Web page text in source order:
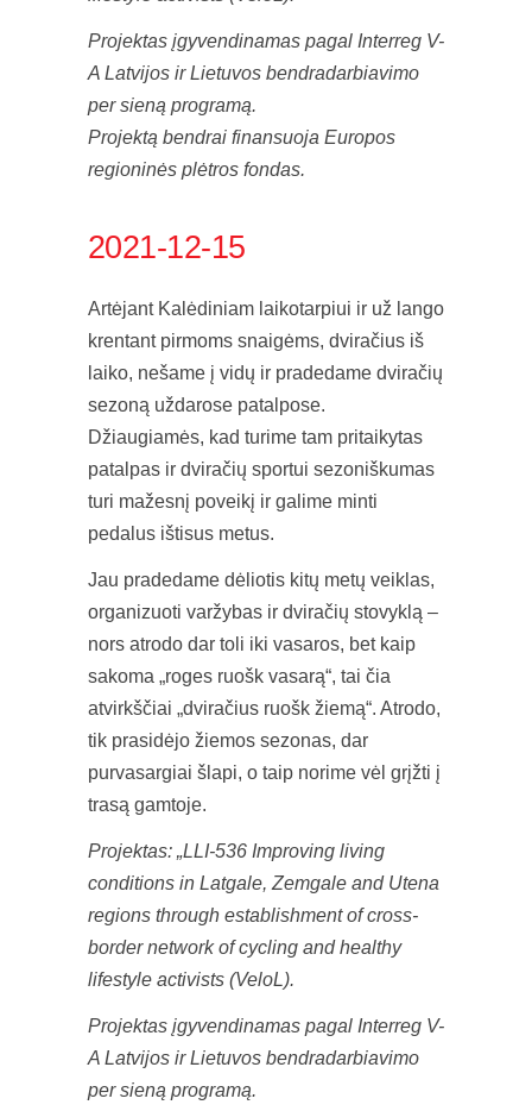
Projektas įgyvendinamas pagal Interreg V-
A Latvijos ir Lietuvos bendradarbiavimo
per sieną programą.
Projektą bendrai finansuoja Europos
regioninės plėtros fondas.
2021-12-15
Artėjant Kalėdiniam laikotarpiui ir už lango
krentant pirmoms snaigėms, dviračius iš
laiko, nešame į vidų ir pradedame dviračių
sezoną uždarose patalpose.
Džiaugiamės, kad turime tam pritaikytas
patalpas ir dviračių sportui sezoniškumas
turi mažesnį poveikį ir galime minti
pedalus ištisus metus.
Jau pradedame dėliotis kitų metų veiklas,
organizuoti varžybas ir dviračių stovyklą –
nors atrodo dar toli iki vasaros, bet kaip
sakoma „roges ruošk vasarą“, tai čia
atvirkščiai „dviračius ruošk žiemą“. Atrodo,
tik prasidėjo žiemos sezonas, dar
purvasargiai šlapi, o taip norime vėl grįžti į
trasą gamtoje.
Projektas: „LLI-536 Improving living
conditions in Latgale, Zemgale and Utena
regions through establishment of cross-
border network of cycling and healthy
lifestyle activists (VeloL).
Projektas įgyvendinamas pagal Interreg V-
A Latvijos ir Lietuvos bendradarbiavimo
per sieną programą.